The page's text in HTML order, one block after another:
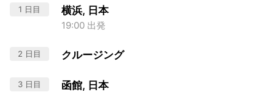
1 日目 横浜, 日本
19:00 出発
2 日目 クルージング
3 日目 函館, 日本